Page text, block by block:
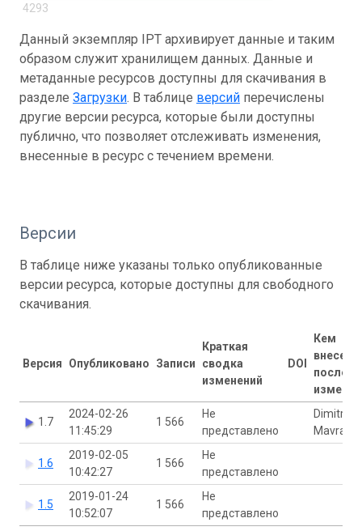
4293
Данный экземпляр IPT архивирует данные и таким
образом служит хранилищем данных. Данные и
метаданные ресурсов доступны для скачивания в
разделе Загрузки. В таблице версий перечислены
другие версии ресурса, которые были доступны
публично, что позволяет отслеживать изменения,
внесенные в ресурс с течением времени.
Версии
В таблице ниже указаны только опубликованные
версии ресурса, которые доступны для свободного
скачивания.
Версия Опубликовано Записи
Краткая
сводка
изменений
DOI
Кем
внесены
1.7
2024-02-26
11:45:29
1 566
Не
представлено
Dimitra
Mavraki
1.6
2019-02-05
10:42:27
1 566
Не
представлено
1.5
2019-01-24
10:52:07
1 566
Не
представлено